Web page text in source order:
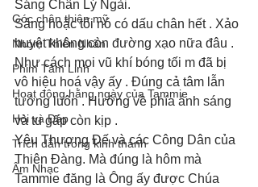
Góc chân thiện mỹ
Nhóm Thiên Nhãn
Phim Tâm Linh
Hoạt động hằng ngày của Tammie
Hỏi và Đáp
Trích dẫn trong kinh thánh
Âm Nhạc
Sáng Chân Lý Ngài.
Sáng hoặc tối nó có dấu chân hết . Xảo
huyệt không còn đường xạo nữa đâu .
Như cách mọi vũ khí bóng tối m đã bị
vô hiệu hoá vậy ấy . Đúng cả tâm lẫn
tướng luôn . Hướng về phía ánh sáng
và tu gấp còn kịp .
Yêu Thượng Đế và các Công Dân của
Thiên Đàng. Mà đúng là hôm mà
Tammie đăng là Ông ấy được Chúa